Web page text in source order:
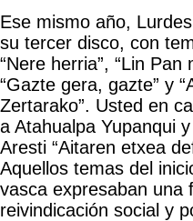
Ese mismo año,
su tercer disco, con
“Nere herria”, “Lin Pan
“Gazte gera, gazte” y
Zertarako”. Usted en
a Atahualpa Yupanqui
Aresti “Aitaren etxea
Aquellos temas del
vasca expresaban una
reivindicación social y